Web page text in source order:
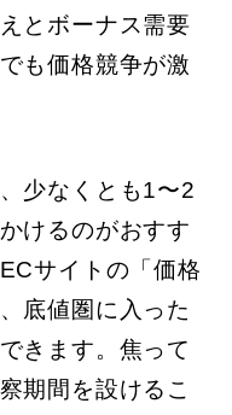
とボーナス需要
も価格競争が激
少なくとも1〜2
けるのがおすす
サイトの「価格
底値圏に入った
きます。焦って
期間を設けるこ